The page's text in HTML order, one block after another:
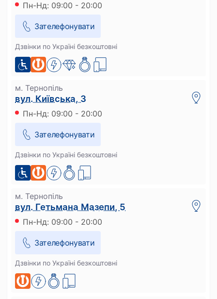
Пн-Нд: 09:00 - 20:00
Зателефонувати
Дзвінки по Україні безкоштовні
м. Тернопіль
вул. Київська, 3
Пн-Нд: 09:00 - 20:00
Зателефонувати
Дзвінки по Україні безкоштовні
м. Тернопіль
вул. Гетьмана Мазепи, 5
Пн-Нд: 09:00 - 20:00
Зателефонувати
Дзвінки по Україні безкоштовні